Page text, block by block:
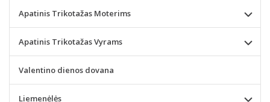
Apatinis Trikotažas Moterims
Apatinis Trikotažas Vyrams
Valentino dienos dovana
Liemenėlės